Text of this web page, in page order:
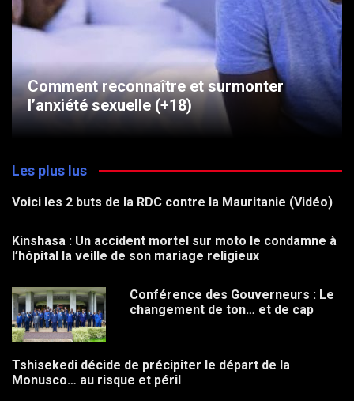
Comment reconnaître et surmonter
l’anxiété sexuelle (+18)
Les plus lus
Voici les 2 buts de la RDC contre la Mauritanie (Vidéo)
Kinshasa : Un accident mortel sur moto le condamne à
l’hôpital la veille de son mariage religieux
Conférence des Gouverneurs : Le
changement de ton… et de cap
Tshisekedi décide de précipiter le départ de la
Monusco… au risque et péril